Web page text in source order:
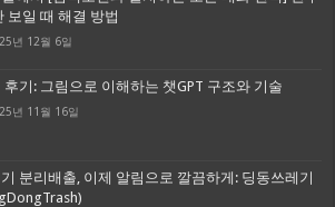
보일 때 해결 방법
년 12월 6일
후기: 그림으로 이해하는 챗GPT 구조와 기술
년 11월 16일
분리배출, 이제 알림으로 깔끔하게: 딩동쓰레기